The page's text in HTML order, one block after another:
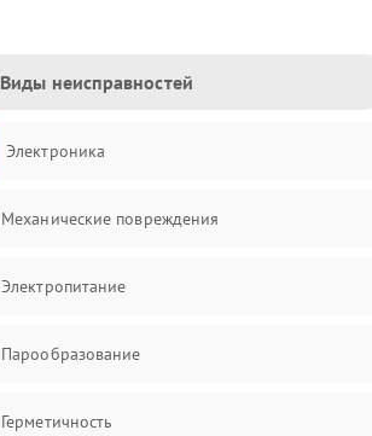
Виды неисправностей
Электроника
Механические повреждения
Электропитание
Парообразование
Герметичность